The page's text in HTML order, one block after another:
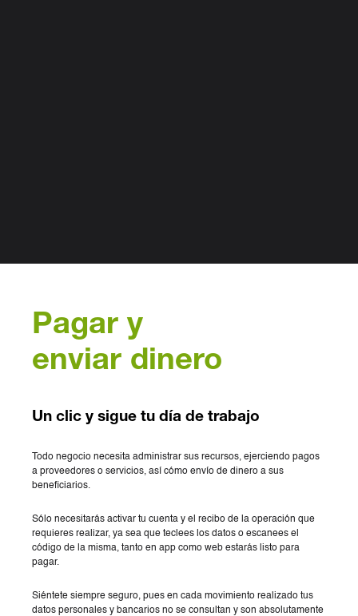
Pagar y
enviar dinero
Un clic y sigue tu día de trabajo
Todo negocio necesita administrar sus recursos, ejerciendo pagos
a proveedores o servicios, así cómo envío de dinero a sus
beneficiarios.
Sólo necesitarás activar tu cuenta y el recibo de la operación que
requieres realizar, ya sea que teclees los datos o escanees el
código de la misma, tanto en app como web estarás listo para
pagar.
Siéntete siempre seguro, pues en cada movimiento realizado tus
datos personales y bancarios no se consultan y son absolutamente